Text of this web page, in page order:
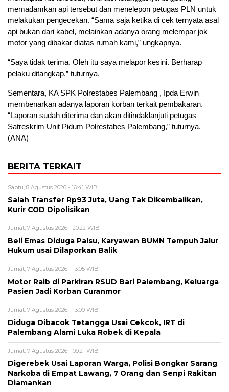
memadamkan api tersebut dan menelepon petugas PLN untuk
melakukan pengecekan. “Sama saja ketika di cek ternyata asal
api bukan dari kabel, melainkan adanya orang melempar jok
motor yang dibakar diatas rumah kami,” ungkapnya.
“Saya tidak terima. Oleh itu saya melapor kesini. Berharap
pelaku ditangkap,” tuturnya.
Sementara, KA SPK Polrestabes Palembang , Ipda Erwin
membenarkan adanya laporan korban terkait pembakaran.
“Laporan sudah diterima dan akan ditindaklanjuti petugas
Satreskrim Unit Pidum Polrestabes Palembang,” tuturnya.
(ANA)
BERITA TERKAIT
Sabtu, 8 Agustus 2026 - 16:41 WIB
Salah Transfer Rp93 Juta, Uang Tak Dikembalikan,
Kurir COD Dipolisikan
Jumat, 7 Agustus 2026 - 20:22 WIB
Beli Emas Diduga Palsu, Karyawan BUMN Tempuh Jalur
Hukum usai Dilaporkan Balik
Jumat, 7 Agustus 2026 - 13:05 WIB
Motor Raib di Parkiran RSUD Bari Palembang, Keluarga
Pasien Jadi Korban Curanmor
Jumat, 7 Agustus 2026 - 13:00 WIB
Diduga Dibacok Tetangga Usai Cekcok, IRT di
Palembang Alami Luka Robek di Kepala
Jumat, 7 Agustus 2026 - 09:21 WIB
Digerebek Usai Laporan Warga, Polisi Bongkar Sarang
Narkoba di Empat Lawang, 7 Orang dan Senpi Rakitan
Diamankan